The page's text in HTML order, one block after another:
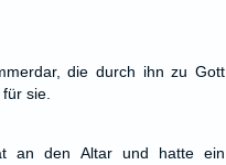
die durch ihn zu Gott
sie.
an den Altar und hatte ein